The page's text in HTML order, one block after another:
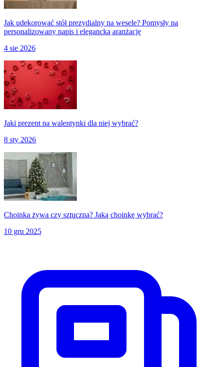
Jak udekorować stół prezydialny na wesele? Pomysły na
personalizowany napis i elegancką aranżację
4 sie 2026
Jaki prezent na walentynki dla niej wybrać?
8 sty 2026
Choinka żywa czy sztuczna? Jaką choinkę wybrać?
10 gru 2025